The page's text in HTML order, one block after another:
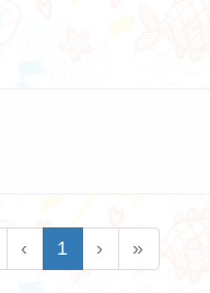
‹ 1 (current)
› »